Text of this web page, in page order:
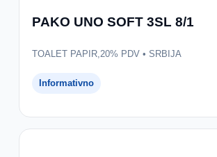
PAKO UNO SOFT 3SL 8/1
TOALET PAPIR,20% PDV • SRBIJA
Informativno